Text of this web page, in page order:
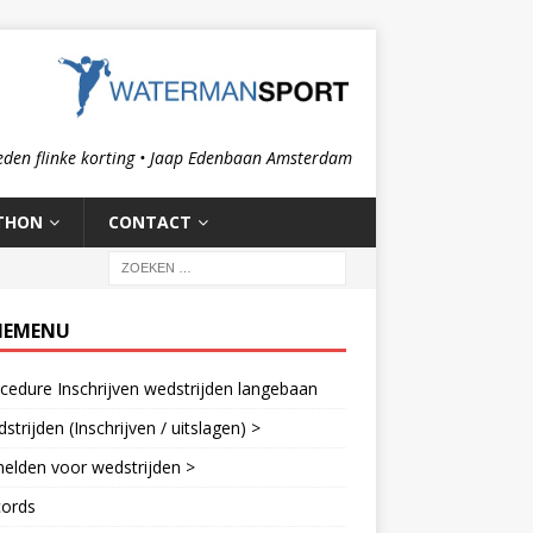
flinke korting • Jaap Edenbaan Amsterdam
CONTACT
Inschrijven wedstrijden langebaan
(Inschrijven / uitslagen) >
voor wedstrijden >